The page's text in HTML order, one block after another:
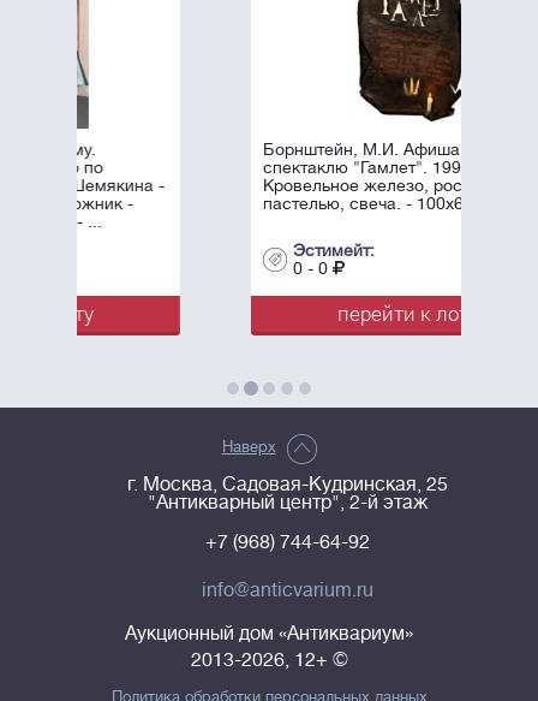
Борнштейн, М.И. Афиша к
спектаклю "Гамлет". 1996.
Кровельное железо, роспись
пастелью, свеча. - 100х60 см.
перейти к лоту
Наверх
г. Москва, Садовая-Кудринская, 25
"Антикварный центр", 2-й этаж
+7 (968) 744-64-92
info@anticvarium.ru
Аукционный дом «Антиквариум»
2013-2026, 12+ ©
Политика обработки персональных данных